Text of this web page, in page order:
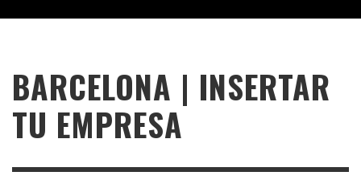
BARCELONA | INSERTAR
TU EMPRESA